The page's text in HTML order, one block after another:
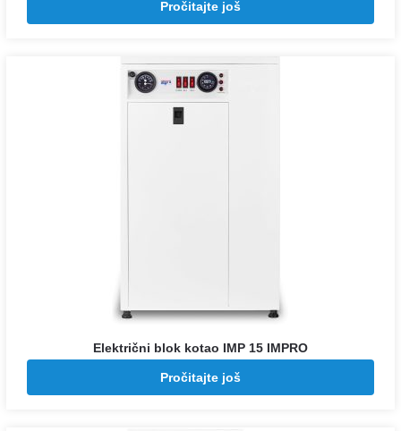
Pozovite za cenu
Pročitajte još
Električni blok kotao IMP 15 IMPRO
Pozovite za cenu
Pročitajte još